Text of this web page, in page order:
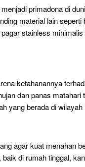
primadona di
material lain
stainless
ketahanannya
dan panas
yang berada di
agar kuat menahan
di rumah tinggal,